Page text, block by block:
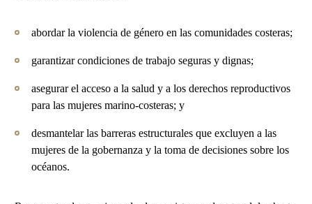
abordar la violencia de género en las comunidades costeras;
garantizar condiciones de trabajo seguras y dignas;
asegurar el acceso a la salud y a los derechos reproductivos
para las mujeres marino-costeras; y
desmantelar las barreras estructurales que excluyen a las
mujeres de la gobernanza y la toma de decisiones sobre los
océanos.